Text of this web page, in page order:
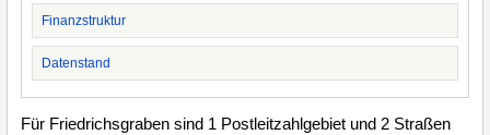
Finanzstruktur
Datenstand
Für Friedrichsgraben sind 1 Postleitzahlgebiet und 2 Straßen